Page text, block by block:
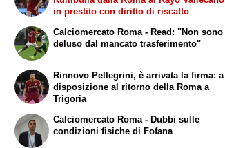
in prestito con diritto di riscatto
Calciomercato Roma - Read: "Non sono
deluso dal mancato trasferimento"
Rinnovo Pellegrini, è arrivata la firma: a
disposizione al ritorno della Roma a
Trigoria
Calciomercato Roma - Dubbi sulle
condizioni fisiche di Fofana